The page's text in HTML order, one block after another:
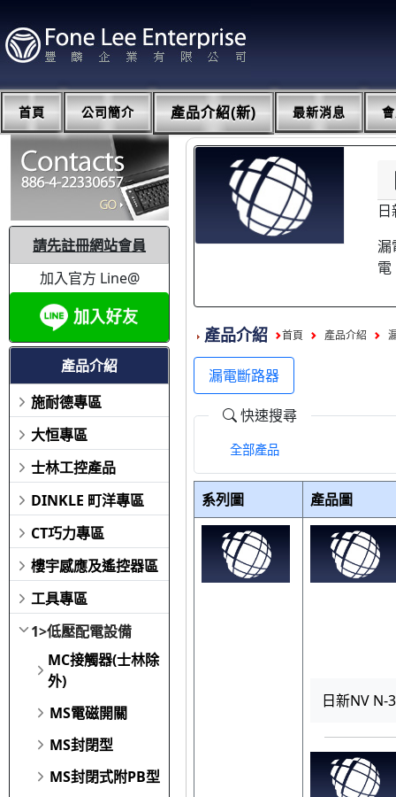
首頁 公司簡介 產品介紹(新) 最新消息
請先註冊網站會員
加入官方 Line@
產品介紹
施耐德專區
大恒專區
士林工控產品
DINKLE 町洋專區
CT巧力專區
樓宇感應及遙控器區
工具專區
1>低壓配電設備
MC接觸器(士林除
外)
MS電磁開關
MS封閉型
MS封閉式附PB型
漏
電
產品介紹 首頁 產品介紹
漏電斷路器
快速搜尋
全部產品
系列圖 產品圖
日新NV N-